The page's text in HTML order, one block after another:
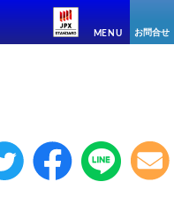
MENU お問合せ